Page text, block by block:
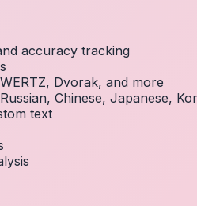
accuracy tracking
Dvorak, and more
Chinese, Japanese,
text